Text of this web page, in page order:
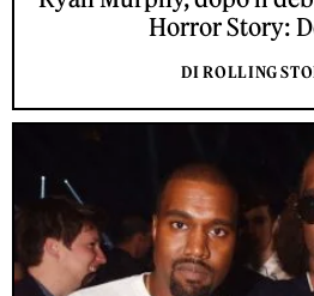
Horror Story:
DI ROLLING